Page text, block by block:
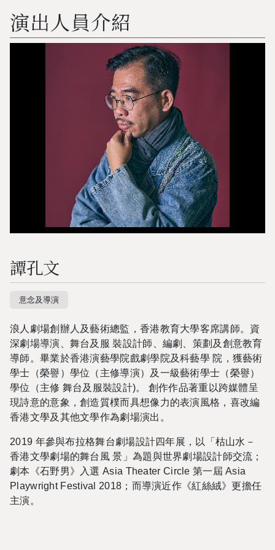
演出人員介紹
譚孔文
意念及導演
浪人劇場創辦人及藝術總監，香港教育大學客席講師。資
深劇場導演、舞台及服 裝設計師、編劇、策劃及創意教育
導師。畢業於香港演藝學院戲劇學院及科藝學 院，獲藝術
學士（榮譽）學位（主修導演）及一級藝術學士（榮譽）
學位（主修 舞台及服裝設計)。 創作作品著重以跨媒體呈
現詩意的意象，創造質樸而具想像力的表演風格，喜改編
香港文學及其他文學作為劇場演出。
2019 年參與布拉格舞台劇場設計四年展，以「枯山水－
香港文學劇場的舞台風 景」為題與世界劇場設計師交流；
劇本《石野男》入選 Asia Theater Circle 第一屆 Asia
Playwright Festival 2018；而導演近作《紅絲絨》更擔任
主演。